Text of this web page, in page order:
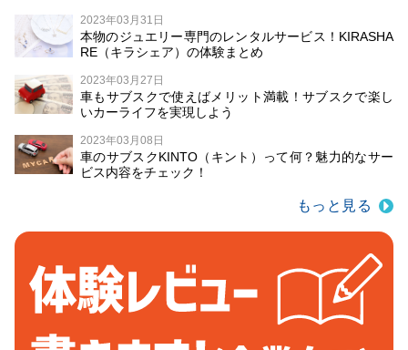
2023年03月31日
本物のジュエリー専門のレンタルサービス！KIRASHA
RE（キラシェア）の体験まとめ
2023年03月27日
車もサブスクで使えばメリット満載！サブスクで楽し
いカーライフを実現しよう
2023年03月08日
車のサブスクKINTO（キント）って何？魅力的なサー
ビス内容をチェック！
もっと見る